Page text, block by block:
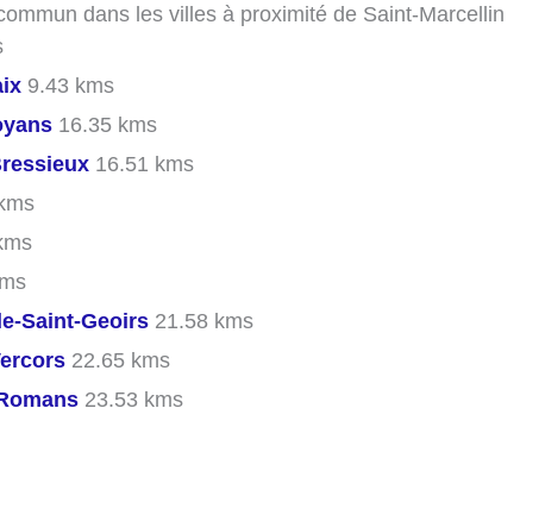
dans les villes à proximité de Saint-Marcellin
9.43 kms
16.35 kms
16.51 kms
Saint-Geoirs 21.58 kms
22.65 kms
23.53 kms